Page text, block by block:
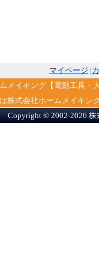
マイページ |
メイキング【電動工具・
株式会社ホームメイキ
Copyright © 2002-2026